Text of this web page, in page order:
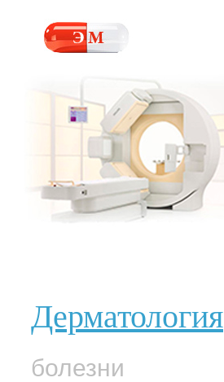
Дерматология
болезни